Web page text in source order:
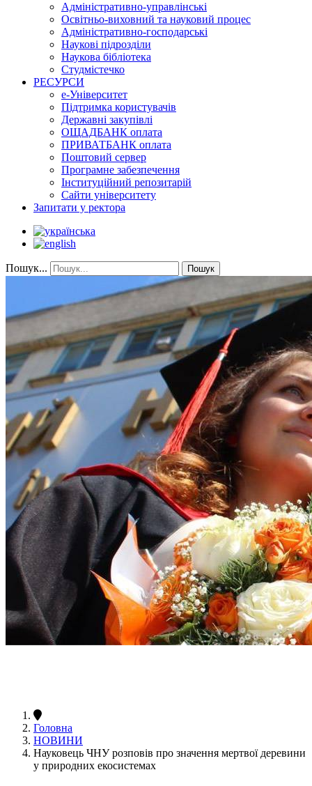
Адміністративно-управлінські
Освітньо-виховний та науковий процес
Адміністративно-господарські
Наукові підрозділи
Наукова бібліотека
Студмістечко
РЕСУРСИ
е-Університет
Підтримка користувачів
Державні закупівлі
ОЩАДБАНК оплата
ПРИВАТБАНК оплата
Поштовий сервер
Програмне забезпечення
Інституційний репозитарій
Сайти університету
Запитати у ректора
Пошук... Пошук
Головна
НОВИНИ
Науковець ЧНУ розповів про значення мертвої деревини
у природних екосистемах